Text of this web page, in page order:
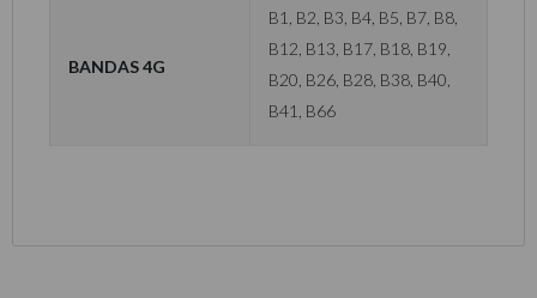
Bandas 4G
B1, B2, B3, B4, B5, B7, B8,
B12, B13, B17, B18, B19,
B20, B26, B28, B38, B40,
B41, B66